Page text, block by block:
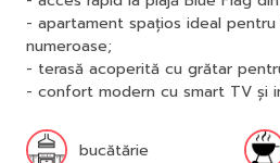
- apartament spațios ideal pentru
numeroase;
- terasă acoperită cu grătar
- confort modern cu smart TV și
bucătărie